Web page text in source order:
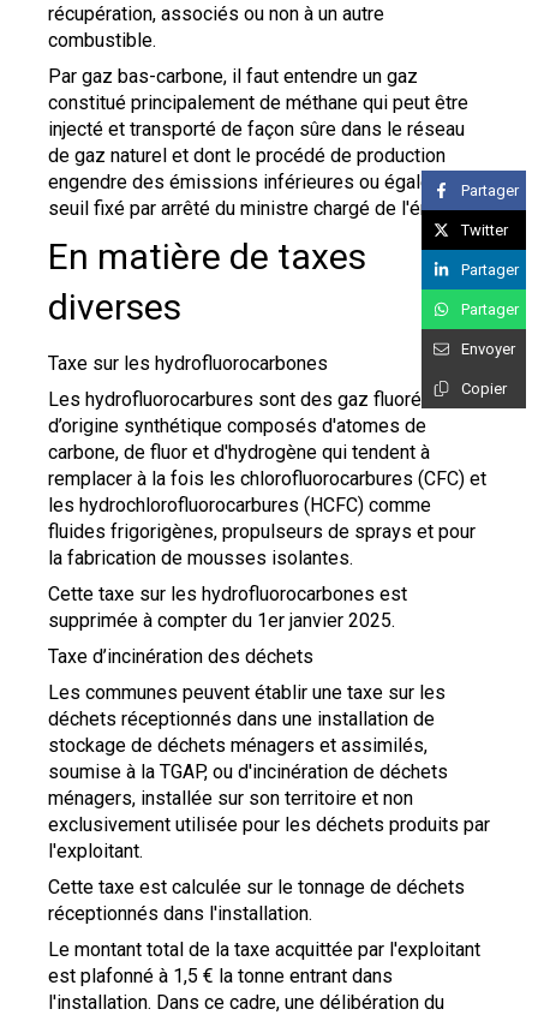
récupération, associés ou non à un autre
combustible.
Par gaz bas-carbone, il faut entendre un gaz
constitué principalement de méthane qui peut être
injecté et transporté de façon sûre dans le réseau
de gaz naturel et dont le procédé de production
engendre des émissions inférieures ou égales à un
seuil fixé par arrêté du ministre chargé de l'énergie.
En matière de taxes
diverses
Taxe sur les hydrofluorocarbones
Les hydrofluorocarbures sont des gaz fluorés
d’origine synthétique composés d'atomes de
carbone, de fluor et d'hydrogène qui tendent à
remplacer à la fois les chlorofluorocarbures (CFC) et
les hydrochlorofluorocarbures (HCFC) comme
fluides frigorigènes, propulseurs de sprays et pour
la fabrication de mousses isolantes.
Cette taxe sur les hydrofluorocarbones est
supprimée à compter du 1er janvier 2025.
Taxe d’incinération des déchets
Les communes peuvent établir une taxe sur les
déchets réceptionnés dans une installation de
stockage de déchets ménagers et assimilés,
soumise à la TGAP, ou d'incinération de déchets
ménagers, installée sur son territoire et non
exclusivement utilisée pour les déchets produits par
l'exploitant.
Cette taxe est calculée sur le tonnage de déchets
réceptionnés dans l'installation.
Le montant total de la taxe acquittée par l'exploitant
est plafonné à 1,5 € la tonne entrant dans
l'installation. Dans ce cadre, une délibération du
Partager
Twitter
Partager
Partager
Envoyer
Copier